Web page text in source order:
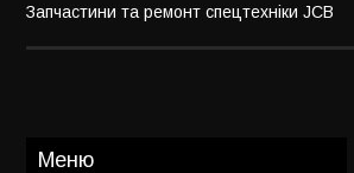
Запчастини та ремонт спецтехніки JCB